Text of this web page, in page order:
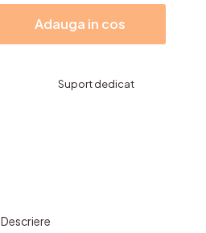
Adauga in cos
Suport dedicat
Descriere